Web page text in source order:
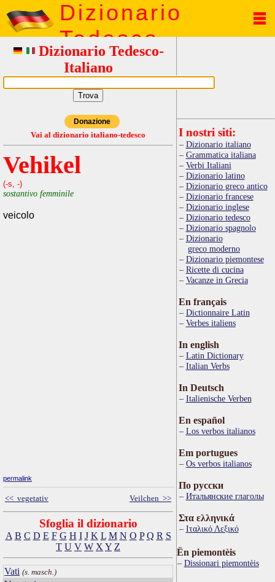
Dizionario
Tedesco
Dizionario Tedesco-
Italiano
Donazione
Vai al dizionario italiano-tedesco
Vehikel
(-s, -)
sostantivo femminile
veicolo
permalink
<< vegetativ Veilchen >>
Sfoglia il dizionario
A B C D E F G H I J K L M N O P Q R S
T U V W X Y Z
Vati (s. masch.)
I nostri siti:
Dizionario italiano
Grammatica italiana
Verbi Italiani
Dizionario latino
Dizionario greco antico
Dizionario francese
Dizionario inglese
Dizionario tedesco
Dizionario spagnolo
Dizionario
greco moderno
Dizionario piemontese
Ricette di cucina
Vacanze in Grecia
En français
Dictionnaire Latin
Verbes italiens
In english
Latin Dictionary
Italian Verbs
In Deutsch
Italienische Verben
En español
Los verbos italianos
Em portugues
Os verbos italianos
По русски
Итальянские глаголы
Στα ελληνικά
Ιταλικό Λεξικό
Ën piemontèis
Dissionari piemontèis